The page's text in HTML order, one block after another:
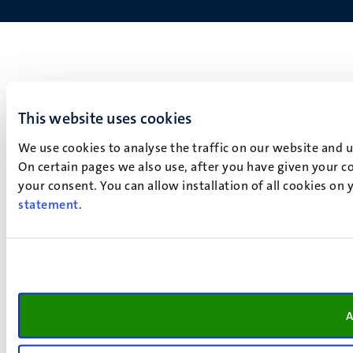
This website uses cookies
We use cookies to analyse the traffic on our website
On certain pages we also use, after you have given your
your consent. You can allow installation of all cookies
statement.